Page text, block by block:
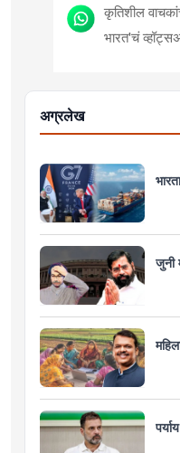
कृतिशील
भारत'चं
अग्रलेख
जुनी